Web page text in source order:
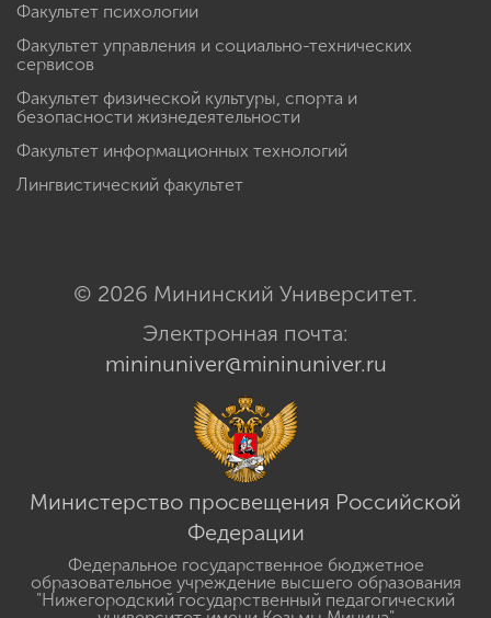
Факультет психологии
Факультет управления и социально-технических
сервисов
Факультет физической культуры, спорта и
безопасности жизнедеятельности
Факультет информационных технологий
Лингвистический факультет
© 2026 Мининский Университет.
Электронная почта:
mininuniver@mininuniver.ru
Министерство просвещения Российской
Федерации
Федеральное государственное бюджетное
образовательное учреждение высшего образования
"Нижегородский государственный педагогический